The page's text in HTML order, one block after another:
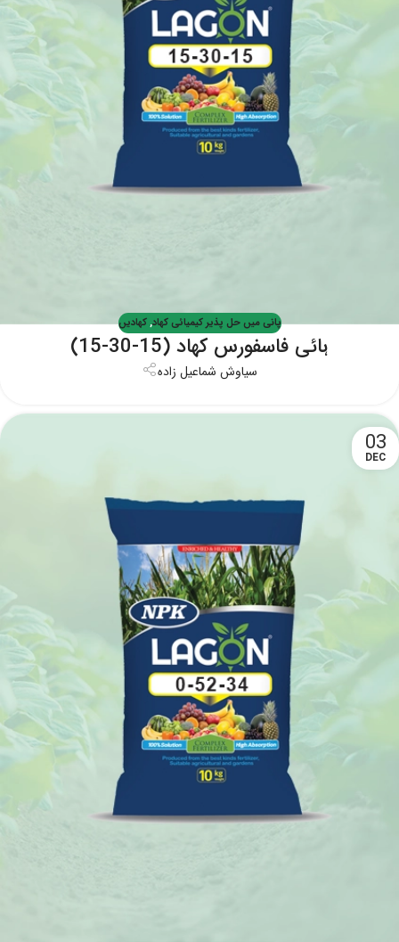
پانی میں حل پذیر کیمیائی کھاد,کھادیں
ہائی فاسفورس کھاد (15-30-15)
سیاوش شماعیل زاده
03
DEC